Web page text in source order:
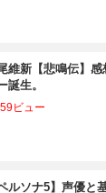
維新【悲鳴伝】
誕生。
ビュー
ペルソナ5】声優と